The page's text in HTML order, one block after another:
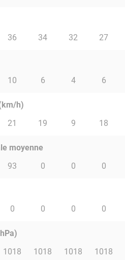
36 34 32 27
10 6 4 6
h)
21 19 9 18
moyenne
93 0 0 0
0 0 0 0
1018 1018 1018 1018